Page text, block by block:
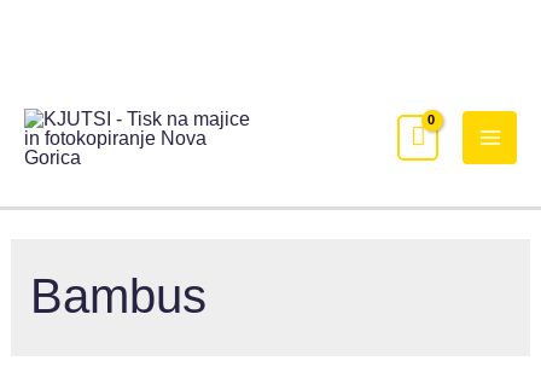
Bambus